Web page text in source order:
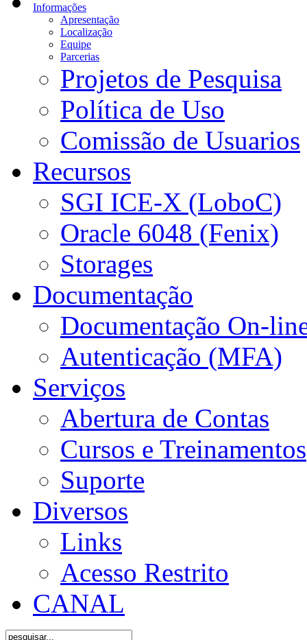
Informações
Apresentação
Localização
Equipe
Parcerias
Projetos de Pesquisa
Política de Uso
Comissão de Usuarios
Recursos
SGI ICE-X (LoboC)
Oracle 6048 (Fenix)
Storages
Documentação
Documentação On-
Autenticação (MFA)
Serviços
Abertura de Contas
Cursos e Treinamentos
Suporte
Diversos
Links
Acesso Restrito
CANAL